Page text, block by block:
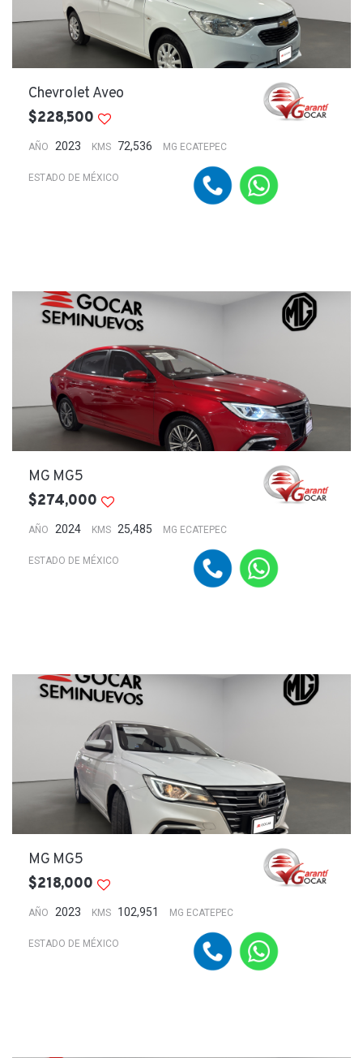
Chevrolet Aveo
$228,500
AÑO 2023 KMS 72,536 MG ECATEPEC
ESTADO DE MÉXICO
MG MG5
$274,000
AÑO 2024 KMS 25,485 MG ECATEPEC
ESTADO DE MÉXICO
MG MG5
$218,000
AÑO 2023 KMS 102,951 MG ECATEPEC
ESTADO DE MÉXICO